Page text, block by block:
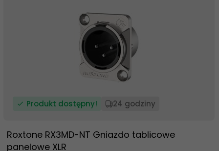
Produkt dostępny! 24 godziny
Roxtone RX3MD-NT Gniazdo tablicowe
panelowe XLR